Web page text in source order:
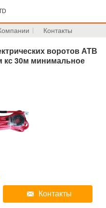
Контакты
воротов АТВ
кс 30м минимальное
Контакты